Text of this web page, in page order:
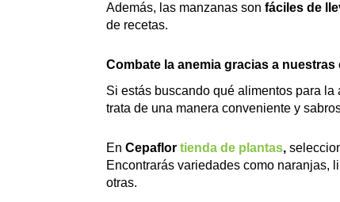
Además, las manzanas sonfáciles de
de recetas.
Combate la anemia gracias a nuestras
Si estás buscando qué alimentos para
trata de una manera conveniente y
EnCepaflortienda de plantas,
Encontrarás variedades como naranjas,
otras.